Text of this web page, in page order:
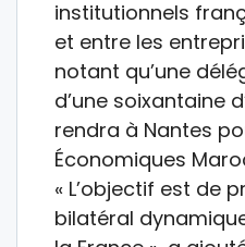
institutionnels
et entre les
notant qu’une
d’une soixantaine
rendra à Nantes
Économiques
« L’objectif est de
bilatéral